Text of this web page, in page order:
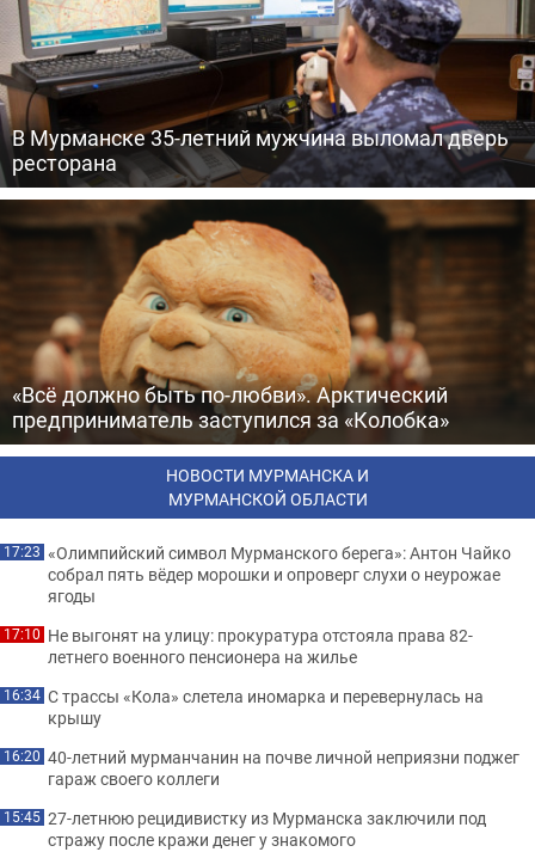
В Мурманске 35-летний мужчина выломал дверь
ресторана
«Всё должно быть по-любви». Арктический
предприниматель заступился за «Колобка»
НОВОСТИ МУРМАНСКА И
МУРМАНСКОЙ ОБЛАСТИ
17:23 «Олимпийский символ Мурманского берега»: Антон Чайко
собрал пять вёдер морошки и опроверг слухи о неурожае
ягоды
17:10 Не выгонят на улицу: прокуратура отстояла права 82-
летнего военного пенсионера на жилье
16:34 С трассы «Кола» слетела иномарка и перевернулась на
крышу
16:20 40-летний мурманчанин на почве личной неприязни поджег
гараж своего коллеги
15:45 27-летнюю рецидивистку из Мурманска заключили под
стражу после кражи денег у знакомого